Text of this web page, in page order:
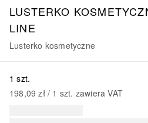
LUSTERKO
LINE
Lusterko kosmetyczne
1 szt.
198,09 zł / 1 szt. zawiera VAT